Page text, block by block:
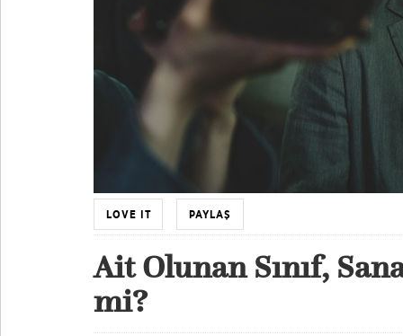
LOVE IT PAYLAŞ
Ait Olunan Sınıf,
mi?